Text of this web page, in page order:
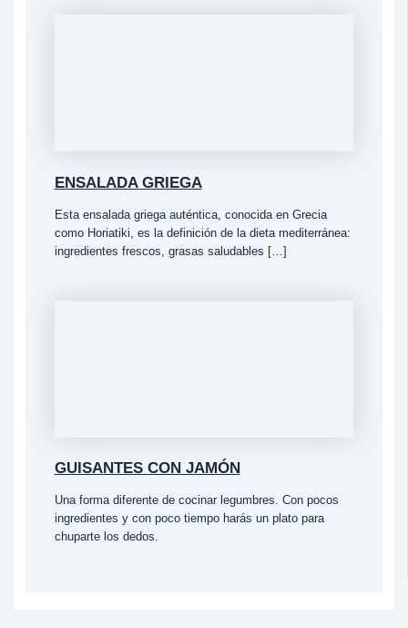
ENSALADA GRIEGA
Esta ensalada griega auténtica, conocida en Grecia
como Horiatiki, es la definición de la dieta mediterránea:
ingredientes frescos, grasas saludables […]
GUISANTES CON JAMÓN
Una forma diferente de cocinar legumbres. Con pocos
ingredientes y con poco tiempo harás un plato para
chuparte los dedos.